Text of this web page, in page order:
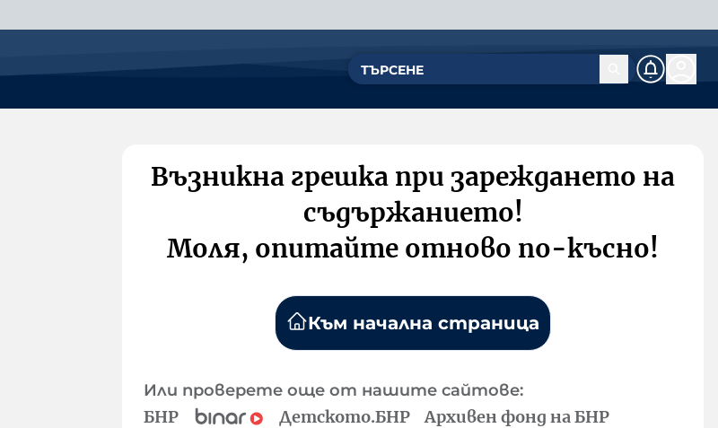
Възникна грешка при зареждането на
съдържанието!
Моля, опитайте отново по-късно!
Към начална страница
Или проверете още от нашите сайтове:
БНР Детското.БНР Архивен фонд на БНР